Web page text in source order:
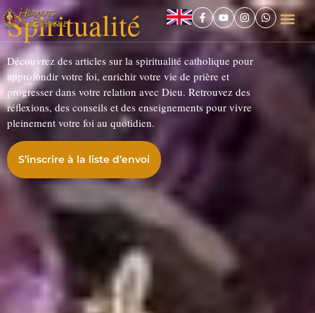
Spiritualité
Découvrez des articles sur la spiritualité catholique pour
approfondir votre foi, enrichir votre vie de prière et
progresser dans votre relation avec Dieu. Retrouvez des
réflexions, des conseils et des enseignements pour vivre
pleinement votre foi au quotidien.
S’inscrire à la liste d’envoi